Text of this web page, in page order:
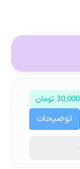
30,000 تومان
توضیحات